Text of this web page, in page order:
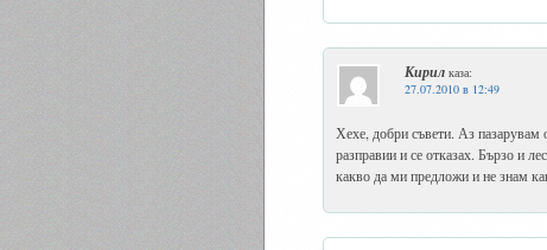
Кирил каза:
27.07.2010 в 12:49
Хехе, добри съвети. Аз пазарувам
разправии и се отказах. Бързо и
какво да ми предложи и не знам